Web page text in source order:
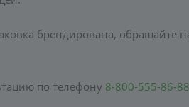
брендирована, обращайте
по телефону 8-800-555-86-88